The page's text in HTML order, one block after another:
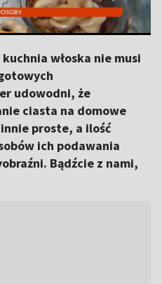
włoska nie musi
udowodni, że
ciasta na domowe
proste, a ilość
ich podawania
Bądźcie z nami,